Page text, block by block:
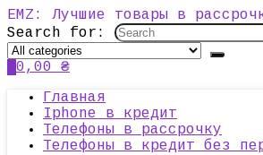
EMZ: Лучшие товары в
Search for:
0,00 ₴
Главная
Iphone в кредит
Телефоны в рассрочку
Телефоны в кредит без